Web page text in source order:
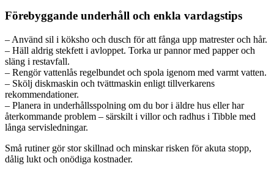
Förebyggande underhåll och enkla vardagstips
– Använd sil i köksho och dusch för att fånga upp matrester och hår.
– Häll aldrig stekfett i avloppet. Torka ur pannor med papper och
släng i restavfall.
– Rengör vattenlås regelbundet och spola igenom med varmt vatten.
– Skölj diskmaskin och tvättmaskin enligt tillverkarens
rekommendationer.
– Planera in underhållsspolning om du bor i äldre hus eller har
återkommande problem – särskilt i villor och radhus i Tibble med
långa servisledningar.
Små rutiner gör stor skillnad och minskar risken för akuta stopp,
dålig lukt och onödiga kostnader.